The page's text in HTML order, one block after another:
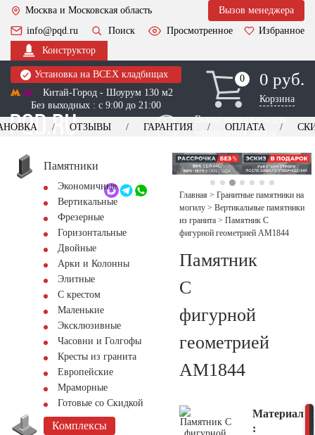
Москва и Московская область
Вызов менеджера
info@pqd.ru
Поиск Просмотренное
Избранное
Конструктор
Установка на ВСЕХ кладбищах
Китай-Город - Шоурум 130 м2
Без выходных : с 9:00 до 21:00
0
0 0 руб.
Корзина
Выезд менеджера для
оформления заказа
+7 (495) 518-44-23
Обратный звонок
ОТЗЫВЫ ГАРАНТИЯ ОПЛАТА
Памятники
Экономичные
Вертикальные
Фрезерные
Горизонтальные
Двойные
Арки и Колонны
Элитные
С крестом
Маленькие
Эксклюзивные
Часовни и Голгофы
Кресты из гранита
Европейские
Мраморные
Готовые со Скидкой
Комплексы
Главная > Гранитные памятники на
могилу > Вертикальные памятники
из гранита > Памятник С
фигурной геометрией AM1844
Памятник
С
фигурной
геометрией
AM1844
Материал
: